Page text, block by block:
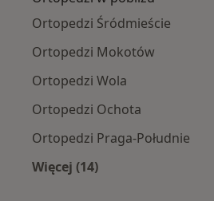
Ortopedzi Śródmieście
Ortopedzi Mokotów
Ortopedzi Wola
Ortopedzi Ochota
Ortopedzi Praga-Południe
Więcej (14)